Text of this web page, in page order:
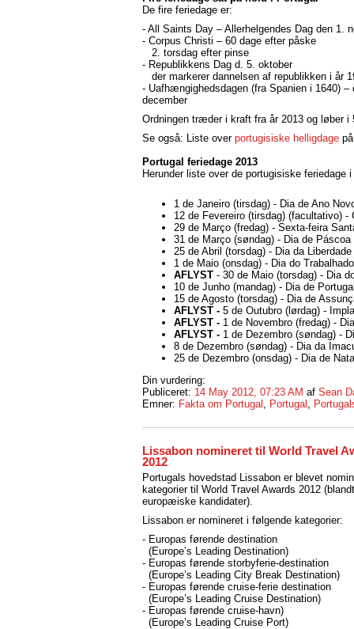
De fire feriedage er:
- All Saints Day – Allerhelgendes Dag den 1.
- Corpus Christi – 60 dage efter påske
2. torsdag efter pinse
- Republikkens Dag d. 5. oktober
der markerer dannelsen af republikken i år
- Uafhængighedsdagen (fra Spanien i 1640) –
december
Ordningen træder i kraft fra år 2013 og løber i
Se også: Liste over portugisiske helligdage
Portugal feriedage 2013
Herunder liste over de portugisiske feriedage
1 de Janeiro (tirsdag) - Dia de Ano
12 de Fevereiro (tirsdag) (facultativo) -
29 de Março (fredag) - Sexta-feira
31 de Março (søndag) - Dia de Páscoa
25 de Abril (torsdag) - Dia da Liberdade
1 de Maio (onsdag) - Dia do
AFLYST - 30 de Maio (torsdag) - Dia
10 de Junho (mandag) - Dia de
15 de Agosto (torsdag) - Dia de
AFLYST - 5 de Outubro (lørdag) -
AFLYST - 1 de Novembro (fredag) -
AFLYST - 1 de Dezembro (søndag) -
8 de Dezembro (søndag) - Dia da
25 de Dezembro (onsdag) - Dia de
Din vurdering:
Publiceret: 14 May 2012, 07:23 AM af Sean
Emner: Fakta om Portugal , Portugal ,
Lissabon nomineret til World Travel
2012
Portugals hovedstad Lissabon er blevet
kategorier til World Travel Awards 2012 (blandt
europæiske kandidater).
Lissabon er nomineret i følgende kategorier:
- Europas førende destination
(Europe’s Leading Destination)
- Europas førende storbyferie-destination
(Europe’s Leading City Break Destination)
- Europas førende cruise-ferie destination
(Europe’s Leading Cruise Destination)
- Europas førende cruise-havn)
(Europe’s Leading Cruise Port)